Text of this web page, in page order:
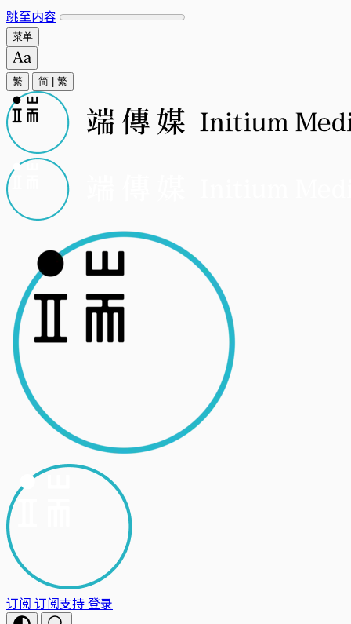
跳至内容
菜单
繁 简 繁
订阅 订阅支持登录